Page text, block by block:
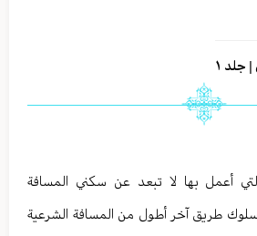
جلد ١
أعمل بها لا تبعد عن سكني المسافة
طريق آخر أطول من المسافة الشرعية